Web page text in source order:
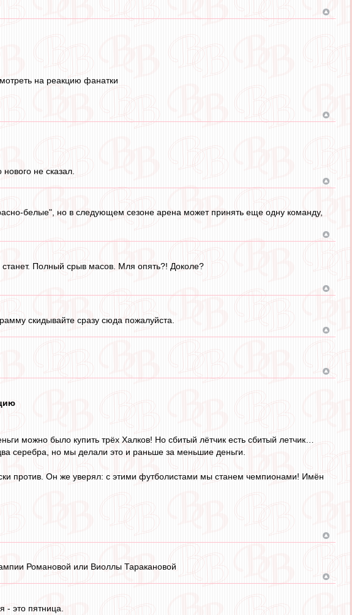
на реакцию фанатки
не сказал.
белые", но в следующем сезоне арена может принять еще одну команду,
Полный срыв масов. Мля опять?! Доколе?
скидывайте сразу сюда пожалуйста.
можно было купить трёх Халков! Но сбитый лётчик есть сбитый летчик…
серебра, но мы делали это и раньше за меньшие деньги.
против. Он же уверял: с этими футболистами мы станем чемпионами! Имён
Романовой или Виоллы Таракановой
- это пятница.